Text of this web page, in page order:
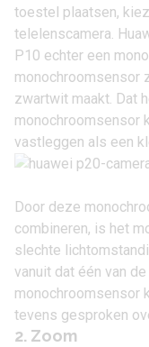
toestel plaatsen,
telelenscamera.
P10 echter een
monochroomsensor
zwartwit maakt. Dat
monochroomsensor
vastleggen als een
Door deze
combineren, is het
slechte
vanuit dat één van
monochroomsensor
tevens gesproken
2. Zoom